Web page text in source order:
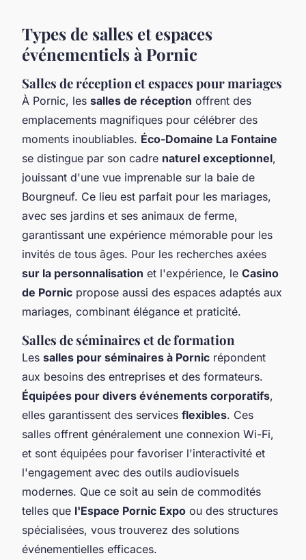
Types de salles et espaces
événementiels à Pornic
Salles de réception et espaces pour mariages
À Pornic, les salles de réception offrent des
emplacements magnifiques pour célébrer des
moments inoubliables. Éco-Domaine La Fontaine
se distingue par son cadre naturel exceptionnel,
jouissant d'une vue imprenable sur la baie de
Bourgneuf. Ce lieu est parfait pour les mariages,
avec ses jardins et ses animaux de ferme,
garantissant une expérience mémorable pour les
invités de tous âges. Pour les recherches axées
sur la personnalisation et l'expérience, le Casino
de Pornic propose aussi des espaces adaptés aux
mariages, combinant élégance et praticité.
Salles de séminaires et de formation
Les salles pour séminaires à Pornic répondent
aux besoins des entreprises et des formateurs.
Équipées pour divers événements corporatifs,
elles garantissent des services flexibles. Ces
salles offrent généralement une connexion Wi-Fi,
et sont équipées pour favoriser l'interactivité et
l'engagement avec des outils audiovisuels
modernes. Que ce soit au sein de commodités
telles que l'Espace Pornic Expo ou des structures
spécialisées, vous trouverez des solutions
événementielles efficaces.